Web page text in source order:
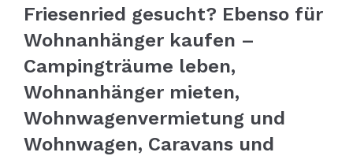
Friesenried gesucht? Ebenso für
Wohnanhänger kaufen –
Campingträume leben,
Wohnanhänger mieten,
Wohnwagenvermietung und
Wohnwagen, Caravans und